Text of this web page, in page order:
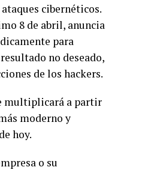
cibernéticos.
8 de abril, anuncia
para
no deseado,
de los hackers.
multiplicará a partir
moderno y
hoy.
o su